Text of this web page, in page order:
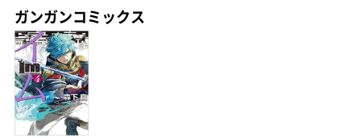
ガンガンコミックス